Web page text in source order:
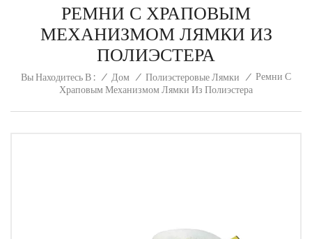
РЕМНИ С ХРАПОВЫМ
МЕХАНИЗМОМ ЛЯМКИ ИЗ
ПОЛИЭСТЕРА
Вы Находитесь В : / Дом / Полиэстеровые Лямки / Ремни С
Храповым Механизмом Лямки Из Полиэстера